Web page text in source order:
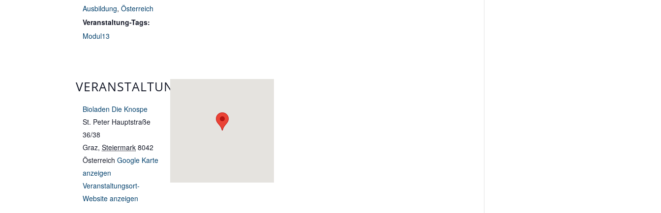
Ausbildung,Österreich
Veranstaltung-Tags:
Modul13
VERANSTALTUNGSORT
Bioladen Die Knospe
St. Peter Hauptstraße
36/38
Graz, Steiermark 8042
Österreich Google Karte
anzeigen
Veranstaltungsort-
Website anzeigen